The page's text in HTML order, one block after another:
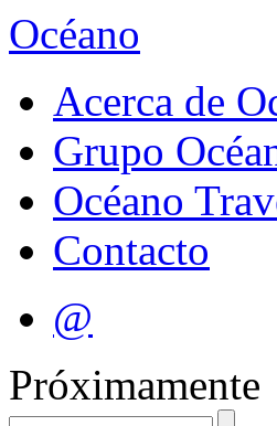
Océano
Acerca de
Grupo
Océano
Contacto
@
Próximamente